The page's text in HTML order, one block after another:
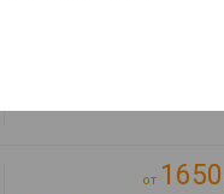
от 1650